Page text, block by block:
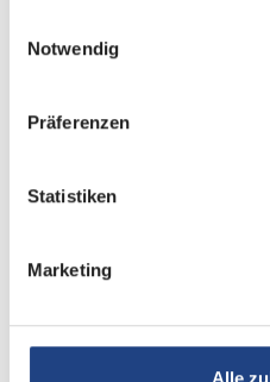
Notwendig
Präferenzen
Statistiken
Marketing
Doppel-/franz. Bett,
Schlafplätze